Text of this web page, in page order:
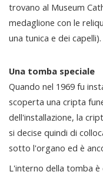
trovano al Museum
medaglione con le
una tunica e dei capelli).
Una tomba speciale
Quando nel 1969 fu
scoperta una cripta
dell'installazione, la
si decise quindi di
sotto l'organo ed è
L'interno della tomba è